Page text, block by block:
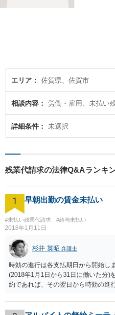
エリア 佐賀県、佐賀市
相談内容 労働・雇用、未払い
詳細条件 未選択
残業代請求の法律Q&Aランキ
1 早朝出勤の賃金未払い
#未払い残業代請求 #給与未払い
2018年1月11日
杉井 英昭 弁護士
時効の進行は各支払期日から開始し
(2018年1月1日から31日に働いた分)
約であれば、その翌日から時効の進